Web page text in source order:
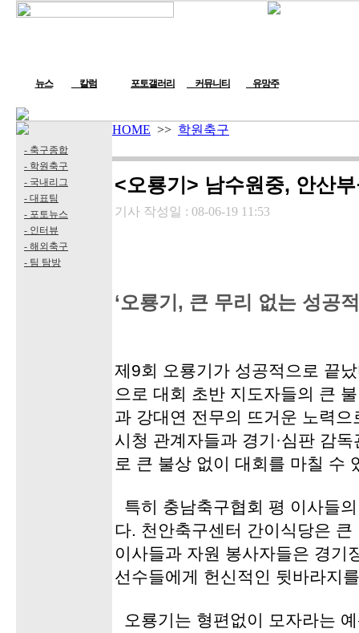
뉴스 칼럼 포토갤러리 커뮤니티 유망주
- 축구종합
- 학원축구
- 국내리그
- 대표팀
- 포토뉴스
- 인터뷰
- 해외축구
- 팀 탐방
HOME >> 학원축구
<오룡기> 남수원중, 안산
기사 작성일 : 08-06-19 11:53
‘오룡기, 큰 무리 없는 성공
제9회 오룡기가 성공적으로 끝
으로 대회 초반 지도자들의 큰
과 강대연 전무의 뜨거운 노력
시청 관계자들과 경기·심판 감
로 큰 불상 없이 대회를 마칠 수
특히 충남축구협회 평 이사들
다. 천안축구센터 간이식당은
이사들과 자원 봉사자들은 경기
선수들에게 헌신적인 뒷바라지
오룡기는 형편없이 모자라는